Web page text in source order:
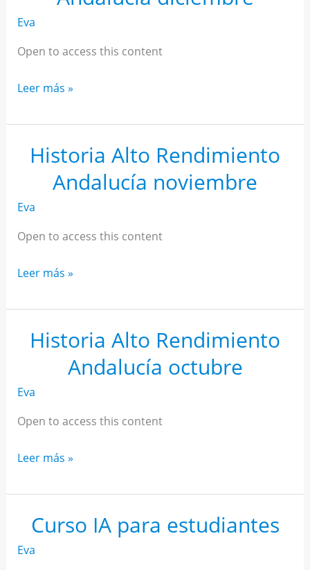
Eva
Open to access this content
Historia
Rendimiento
Andalucía
diciembre
Leer más »
Historia Alto Rendimiento
Andalucía noviembre
Eva
Open to access this content
Historia
Rendimiento
Andalucía
noviembre
Leer más »
Historia Alto Rendimiento
Andalucía octubre
Eva
Open to access this content
Historia
Rendimiento
Andalucía
octubre
Leer más »
Curso IA para estudiantes
Eva